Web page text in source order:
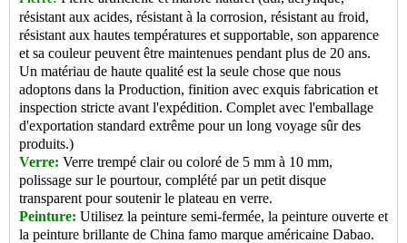
résistant aux acides, résistant à la corrosion, résistant au froid,
résistant aux hautes températures et supportable, son apparence
et sa couleur peuvent être maintenues pendant plus de 20 ans.
Un matériau de haute qualité est la seule chose que nous
adoptons dans la Production, finition avec exquis fabrication et
inspection stricte avant l'expédition. Complet avec l'emballage
d'exportation standard extrême pour un long voyage sûr des
produits.)
Verre: Verre trempé clair ou coloré de 5 mm à 10 mm,
polissage sur le pourtour, complété par un petit disque
transparent pour soutenir le plateau en verre.
Peinture: Utilisez la peinture semi-fermée, la peinture ouverte et
la peinture brillante de China famo marque américaine Dabao.